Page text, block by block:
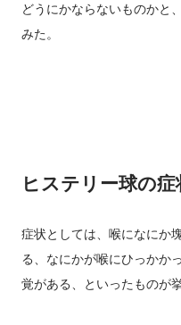
どうにかならないものかと
みた。
ヒステリー球の症
症状としては、喉になにか
る、なにかが喉にひっかか
覚がある、といったものが